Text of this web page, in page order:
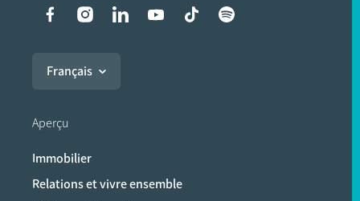
Liens vers les réseaux
Français
Aperçu
Immobilier
Relations et vivre ensemble